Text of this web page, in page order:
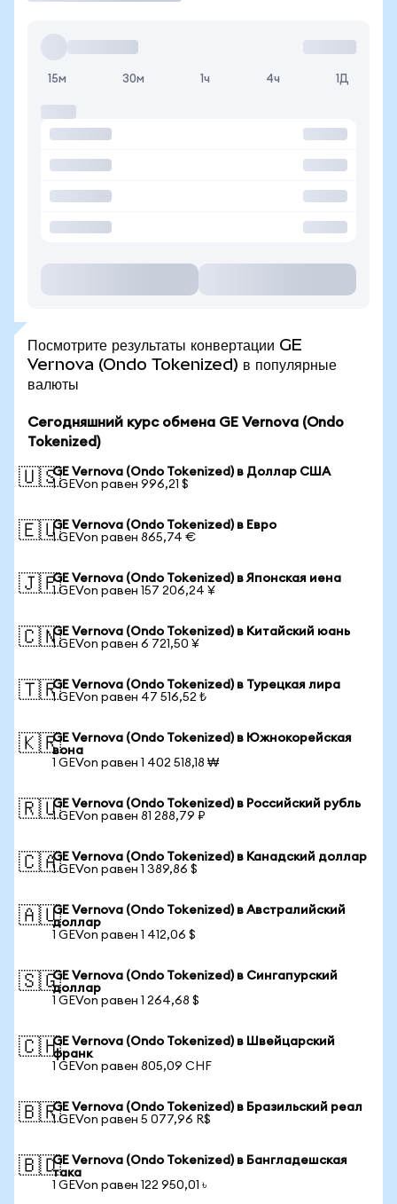
15м 30м 1ч 4ч 1Д
Посмотрите результаты конвертации GE
Vernova (Ondo Tokenized) в популярные
валюты
Сегодняшний курс обмена GE Vernova (Ondo
Tokenized)
🇺🇸GE Vernova (Ondo Tokenized) в Доллар США
1 GEVon равен 996,21 $
🇪🇺GE Vernova (Ondo Tokenized) в Евро
1 GEVon равен 865,74 €
🇯🇵GE Vernova (Ondo Tokenized) в Японская иена
1 GEVon равен 157 206,24 ¥
🇨🇳GE Vernova (Ondo Tokenized) в Китайский юань
1 GEVon равен 6 721,50 ¥
🇹🇷GE Vernova (Ondo Tokenized) в Турецкая лира
1 GEVon равен 47 516,52 ₺
🇰🇷GE Vernova (Ondo Tokenized) в Южнокорейская
вона
1 GEVon равен 1 402 518,18 ₩
🇷🇺GE Vernova (Ondo Tokenized) в Российский рубль
1 GEVon равен 81 288,79 ₽
🇨🇦GE Vernova (Ondo Tokenized) в Канадский доллар
1 GEVon равен 1 389,86 $
🇦🇺GE Vernova (Ondo Tokenized) в Австралийский
доллар
1 GEVon равен 1 412,06 $
🇸🇬GE Vernova (Ondo Tokenized) в Сингапурский
доллар
1 GEVon равен 1 264,68 $
🇨🇭GE Vernova (Ondo Tokenized) в Швейцарский
франк
1 GEVon равен 805,09 CHF
🇧🇷GE Vernova (Ondo Tokenized) в Бразильский реал
1 GEVon равен 5 077,96 R$
🇧🇩GE Vernova (Ondo Tokenized) в Бангладешская
така
1 GEVon равен 122 950,01 ৳